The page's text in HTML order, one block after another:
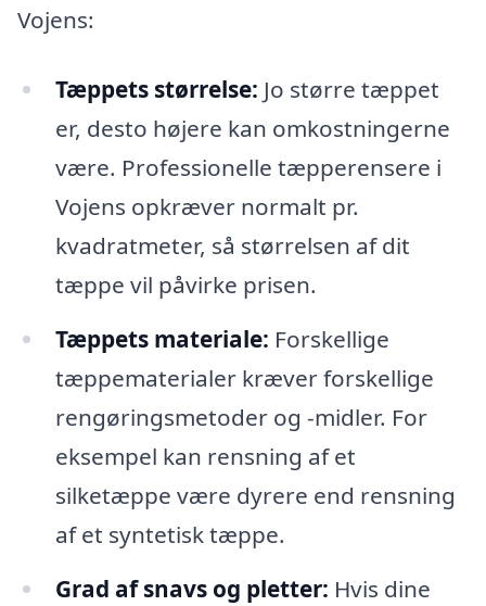
Vojens:
Tæppets størrelse: Jo større tæppet
er, desto højere kan omkostningerne
være. Professionelle tæpperensere i
Vojens opkræver normalt pr.
kvadratmeter, så størrelsen af dit
tæppe vil påvirke prisen.
Tæppets materiale: Forskellige
tæppematerialer kræver forskellige
rengøringsmetoder og -midler. For
eksempel kan rensning af et
silketæppe være dyrere end rensning
af et syntetisk tæppe.
Grad af snavs og pletter: Hvis dine